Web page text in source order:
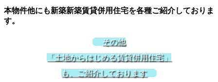
本物件他にも新築新築賃貸併用住宅を各種ご紹介しておりま
す。
その他
「土地からはじめる賃貸併用住宅」
も、ご紹介しております